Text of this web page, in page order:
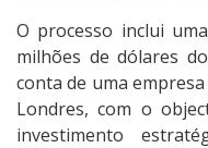
O processo inclui
milhões de dólares
conta de uma
Londres, com o
investimento